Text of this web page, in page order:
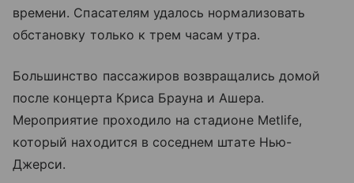
времени. Спасателям удалось нормализовать
обстановку только к трем часам утра.
Большинство пассажиров возвращались домой
после концерта Криса Брауна и Ашера.
Мероприятие проходило на стадионе Metlife,
который находится в соседнем штате Нью-
Джерси.